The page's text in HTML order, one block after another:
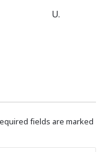
fields are marked